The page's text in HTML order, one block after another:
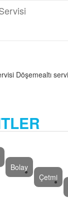
Bolay
Çetmi